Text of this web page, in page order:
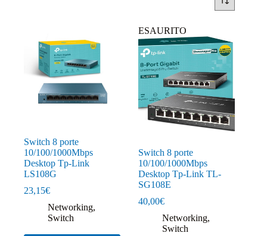
Switch 8 porte
10/100/1000Mbps
Desktop Tp-Link
LS108G
23,15€
Networking,
Switch
ESAURITO
Switch 8 porte
10/100/1000Mbps
Desktop Tp-Link TL-
SG108E
40,00€
Networking,
Switch